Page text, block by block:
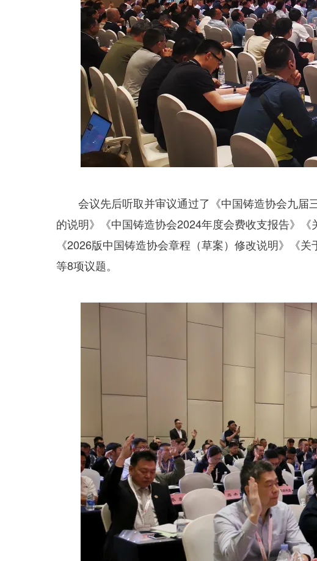
会议先后听取并审议通过了《中国铸造协会九届
的说明》《中国铸造协会2024年度会费收支报告》《
《2026版中国铸造协会章程（草案）修改说明》《
等8项议题。